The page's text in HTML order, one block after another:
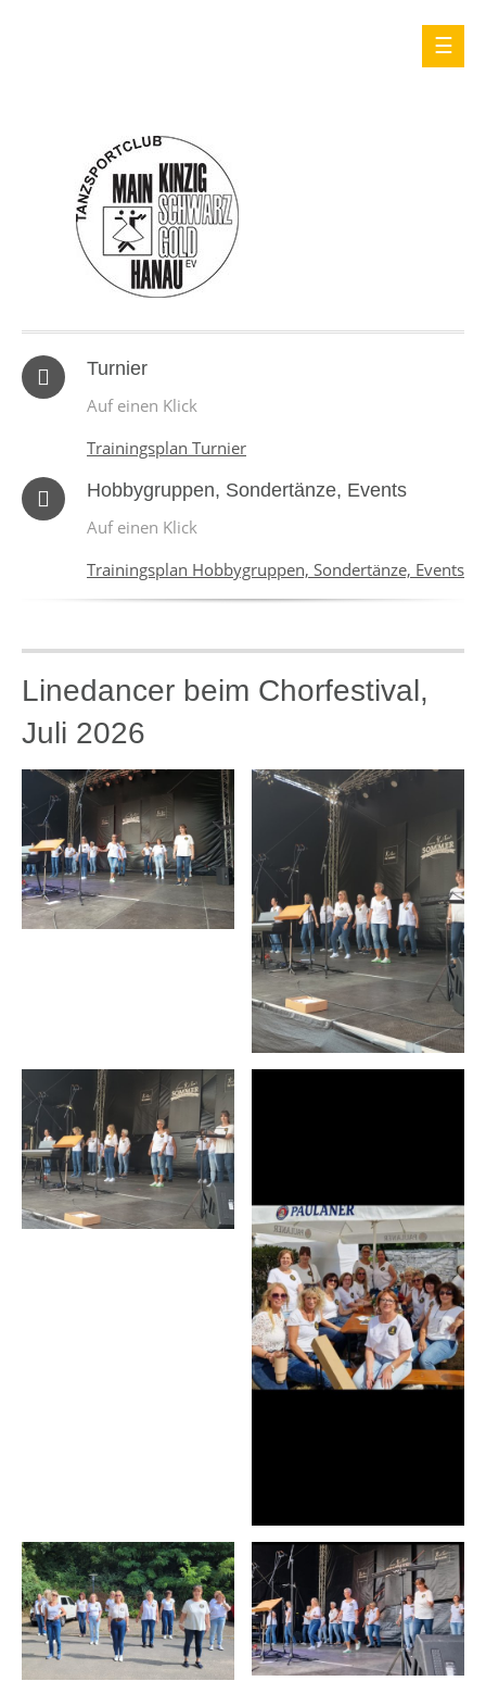
Turnier
Auf einen Klick
Trainingsplan Turnier
Hobbygruppen, Sondertänze, Events
Auf einen Klick
Trainingsplan Hobbygruppen, Sondertänze, Events
Linedancer beim Chorfestival,
Juli 2026